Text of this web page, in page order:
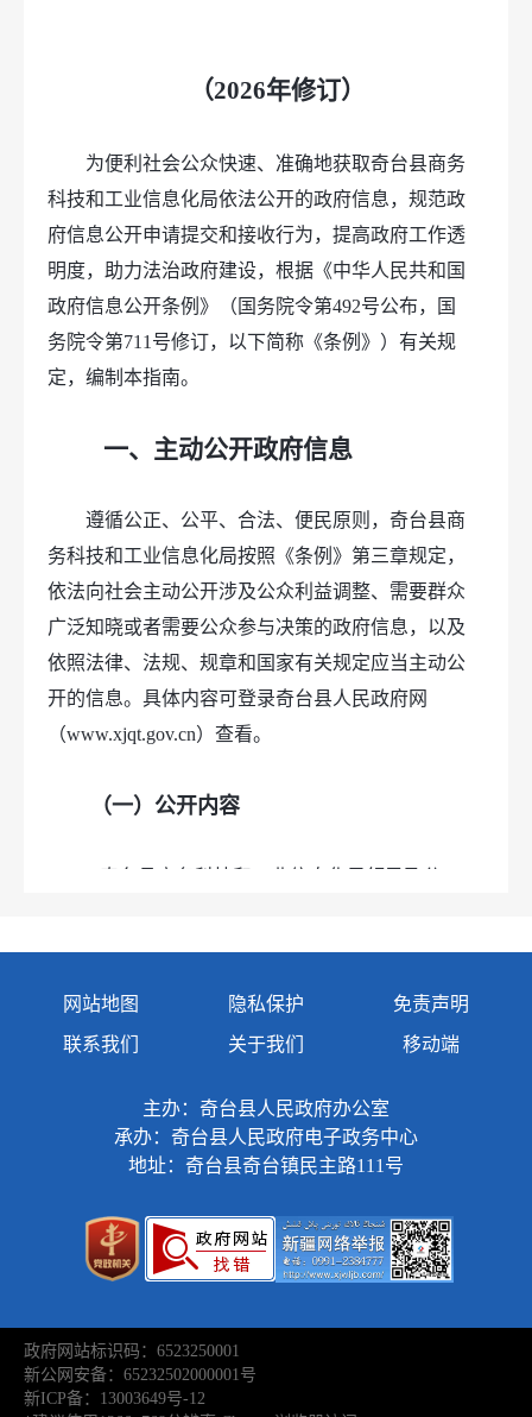
（2026年修订）
为便利社会公众快速、准确地获取奇台县商务
科技和工业信息化局依法公开的政府信息，规范政
府信息公开申请提交和接收行为，提高政府工作透
明度，助力法治政府建设，根据《中华人民共和国
政府信息公开条例》（国务院令第492号公布，国
务院令第711号修订，以下简称《条例》）有关规
定，编制本指南。
一、主动公开政府信息
遵循公正、公平、合法、便民原则，奇台县商
务科技和工业信息化局按照《条例》第三章规定，
依法向社会主动公开涉及公众利益调整、需要群众
广泛知晓或者需要公众参与决策的政府信息，以及
依照法律、法规、规章和国家有关规定应当主动公
开的信息。具体内容可登录奇台县人民政府网
（www.xjqt.gov.cn）查看。
（一）公开内容
2.奇台县商务科技和工业信息化局主要职能、
办公时间、办公地点；
3.奇台县商务科技和工业信息化局下属工作机
4.政策解读、部门文件、医疗卫生等相关内
管理服务等；
6.重大工作、各项任务、目标落实情况；
（二）编排体系
网站地图 隐私保护
免责声明
联系我们
关于我们 移动端
主办：奇台县人民政府办公室
承办：奇台县人民政府电子政务中心
地址：奇台县奇台镇民主路111号
政府网站标识码：6523250001
新公网安备：65232502000001号
新ICP备：13003649号-12